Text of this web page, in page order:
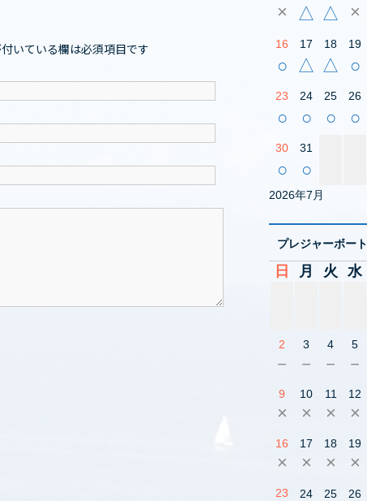
いている欄は必須項目です
× △ △ ×
16
○
17
△
18
△
19
○
23
○
24
○
25
○
26
○
30
○
31
○
2026年7月
プレジャーボート
日 月 火 水
2
－
3
－
4
－
5
－
9
×
10
×
11
×
12
×
16
×
17
×
18
×
19
×
23 24 25 26